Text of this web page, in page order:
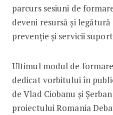
parcurs sesiuni de
deveni resursă și
prevenție și servicii
Ultimul modul de
dedicat vorbitului în
de Vlad Ciobanu și
proiectului Romania